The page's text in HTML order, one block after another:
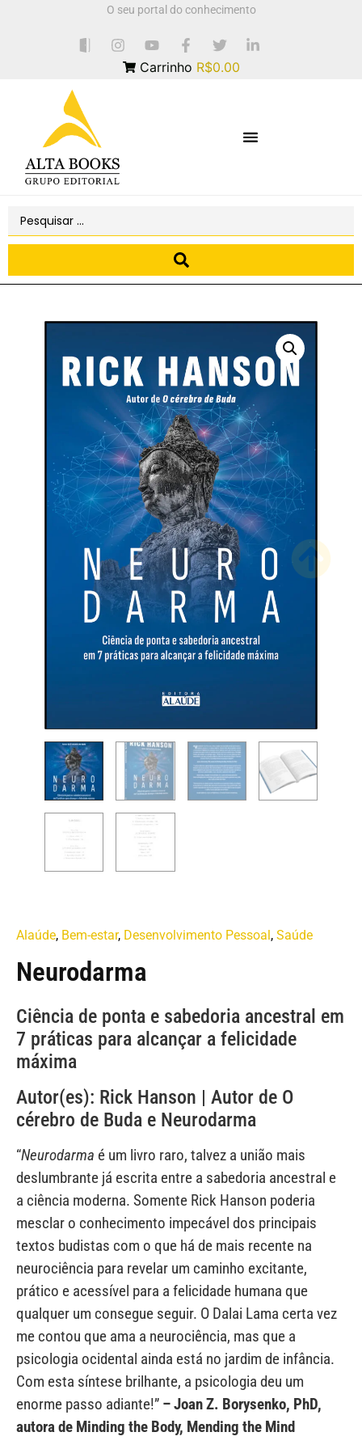
O seu portal do conhecimento
Carrinho R$0.00
Alaúde, Bem-estar, Desenvolvimento Pessoal , Saúde
Neurodarma
Ciência de ponta e sabedoria ancestral em
7 práticas para alcançar a felicidade
máxima
Autor(es): Rick Hanson | Autor de O
cérebro de Buda e Neurodarma
“Neurodarma é um livro raro, talvez a união mais
deslumbrante já escrita entre a sabedoria ancestral e
a ciência moderna. Somente Rick Hanson poderia
mesclar o conhecimento impecável dos principais
textos budistas com o que há de mais recente na
neurociência para revelar um caminho excitante,
prático e acessível para a felicidade humana que
qualquer um consegue seguir. O Dalai Lama certa vez
me contou que ama a neurociência, mas que a
psicologia ocidental ainda está no jardim de infância.
Com esta síntese brilhante, a psicologia deu um
enorme passo adiante!” – Joan Z. Borysenko, PhD,
autora de Minding the Body, Mending the Mind